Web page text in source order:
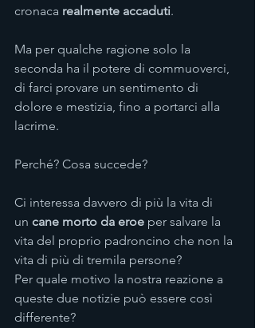
cronaca realmente accaduti.
Ma per qualche ragione solo la
seconda ha il potere di commuoverci,
di farci provare un sentimento di
dolore e mestizia, fino a portarci alla
lacrime.
Perché? Cosa succede?
Ci interessa davvero di più la vita di
un cane morto da eroe per salvare la
vita del proprio padroncino che non la
vita di più di tremila persone?
Per quale motivo la nostra reazione a
queste due notizie può essere così
differente?